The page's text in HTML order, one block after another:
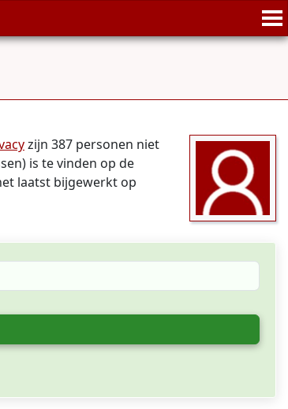
zijn 387 personen niet
is te vinden op de
laatst bijgewerkt op